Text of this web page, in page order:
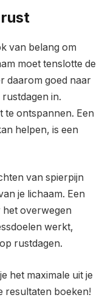
van belang om
moet tenslotte de
daarom goed naar
in.
te ontspannen. Een
helpen, is een
van spierpijn
je lichaam. Een
het overwegen
werkt,
rustdagen.
het maximale uit je
resultaten boeken!